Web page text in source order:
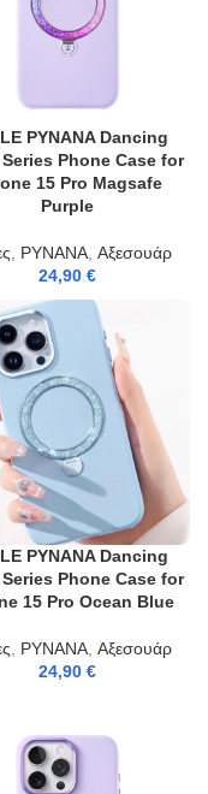
PYNANA Dancing
Phone Case for
15 Pro Magsafe
Purple
PYNANA, Αξεσουάρ
24,90 €
PYNANA Dancing
Phone Case for
15 Pro Ocean Blue
PYNANA, Αξεσουάρ
24,90 €